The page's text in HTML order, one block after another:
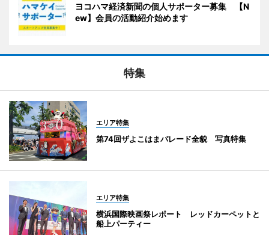
ヨコハマ経済新聞の個人サポーター募集 【N
ew】会員の活動紹介始めます
特集
エリア特集
第74回ザよこはまパレード全貌 写真特集
エリア特集
横浜国際映画祭レポート レッドカーペットと
船上パーティー